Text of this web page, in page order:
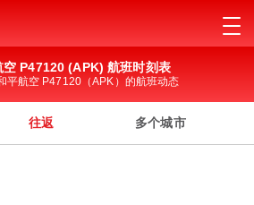
空 P47120 (APK) 航班时刻表
平航空 P47120（APK）的航班动态
往返 多个城市